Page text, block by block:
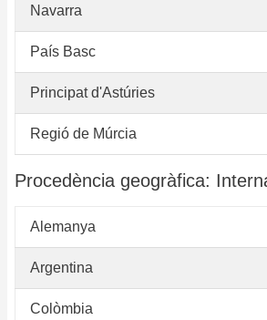
Navarra
País Basc
Principat d'Astúries
Regió de Múrcia
Procedència geogràfica:
Alemanya
Argentina
Colòmbia